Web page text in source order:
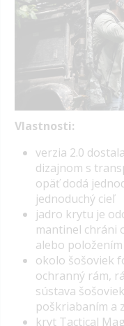
Vlastnosti:
verzia 2.0
dizajnom s
opäť dodá
jednoduchý cieľ
jadro krytu je
mantinel chráni
alebo
okolo šošoviek
ochranný rám,
sústava
poškriabaním a
kryt Tactical